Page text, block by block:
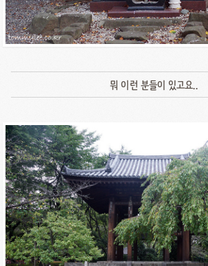
뭐 이런 분들이 있고요..